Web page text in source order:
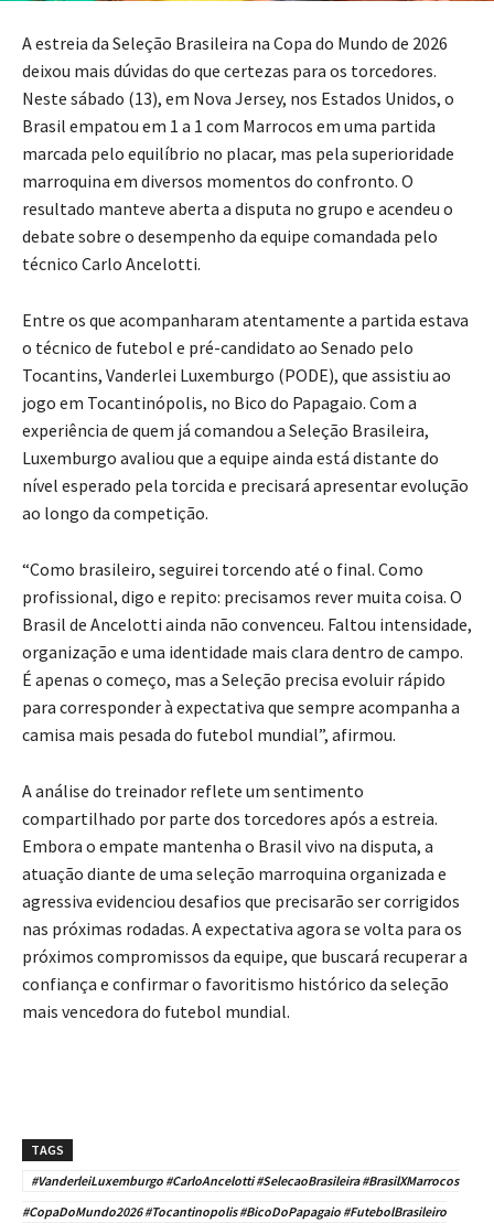
A estreia da Seleção Brasileira na Copa do Mundo de 2026
deixou mais dúvidas do que certezas para os torcedores.
Neste sábado (13), em Nova Jersey, nos Estados Unidos, o
Brasil empatou em 1 a 1 com Marrocos em uma partida
marcada pelo equilíbrio no placar, mas pela superioridade
marroquina em diversos momentos do confronto. O
resultado manteve aberta a disputa no grupo e acendeu o
debate sobre o desempenho da equipe comandada pelo
técnico Carlo Ancelotti.
Entre os que acompanharam atentamente a partida estava
o técnico de futebol e pré-candidato ao Senado pelo
Tocantins, Vanderlei Luxemburgo (PODE), que assistiu ao
jogo em Tocantinópolis, no Bico do Papagaio. Com a
experiência de quem já comandou a Seleção Brasileira,
Luxemburgo avaliou que a equipe ainda está distante do
nível esperado pela torcida e precisará apresentar evolução
ao longo da competição.
“Como brasileiro, seguirei torcendo até o final. Como
profissional, digo e repito: precisamos rever muita coisa. O
Brasil de Ancelotti ainda não convenceu. Faltou intensidade,
organização e uma identidade mais clara dentro de campo.
É apenas o começo, mas a Seleção precisa evoluir rápido
para corresponder à expectativa que sempre acompanha a
camisa mais pesada do futebol mundial”, afirmou.
A análise do treinador reflete um sentimento
compartilhado por parte dos torcedores após a estreia.
Embora o empate mantenha o Brasil vivo na disputa, a
atuação diante de uma seleção marroquina organizada e
agressiva evidenciou desafios que precisarão ser corrigidos
nas próximas rodadas. A expectativa agora se volta para os
próximos compromissos da equipe, que buscará recuperar a
confiança e confirmar o favoritismo histórico da seleção
mais vencedora do futebol mundial.
TAGS
#VanderleiLuxemburgo #CarloAncelotti #SelecaoBrasileira #BrasilXMarrocos
#CopaDoMundo2026 #Tocantinopolis #BicoDoPapagaio #FutebolBrasileiro